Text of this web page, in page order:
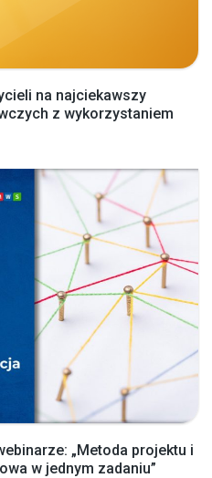
na najciekawszy
z wykorzystaniem
„Metoda projektu i
w jednym zadaniu”